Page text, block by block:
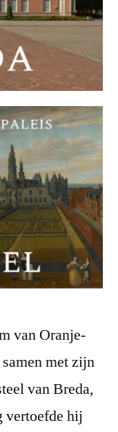
van Oranje-
met zijn
van Breda,
vertoefde hij